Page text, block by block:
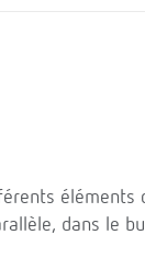
éléments
dans le